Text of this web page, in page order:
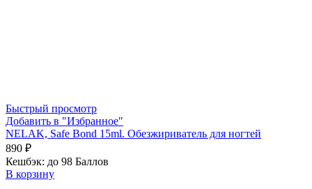
Быстрый просмотр
Добавить в "Избранное"
NELAK, Safe Bond 15ml. Обезжириватель для ногтей
890 ₽
Кешбэк: до 98 Баллов
В корзину